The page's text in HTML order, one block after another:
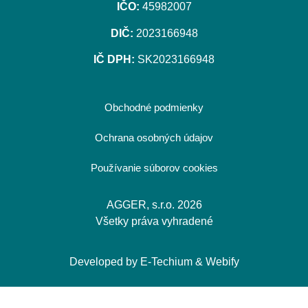
IČO: 45982007
DIČ: 2023166948
IČ DPH: SK2023166948
Obchodné podmienky
Ochrana osobných údajov
Používanie súborov cookies
AGGER, s.r.o. 2026
Všetky práva vyhradené
Developed by E-Techium& Webify